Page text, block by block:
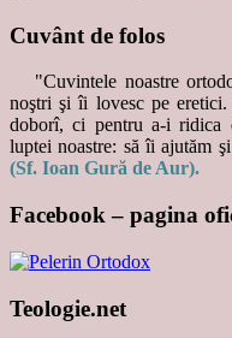
Cuvânt de folos
"Cuvintele noastre
noştri şi îi lovesc pe
doborî, ci pentru a-i ridica
luptei noastre: să îi ajutăm
(Sf. Ioan Gură de Aur).
Facebook – pagina
Teologie.net